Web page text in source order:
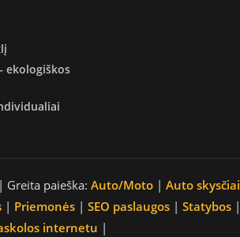
ekologiškos
| Greita paieška: Auto/Moto | Auto skysčiai
| Priemonės | SEO paslaugos | Statybos |
internetu |